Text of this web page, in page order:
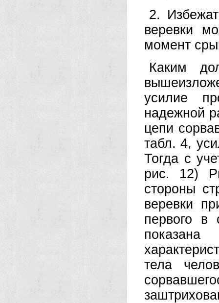
2.
веревки
момент
Каким
усилие
надежной
цепи
табл. 4,
Тогда с
рис. 12)
стороны
веревки
первого в
тела